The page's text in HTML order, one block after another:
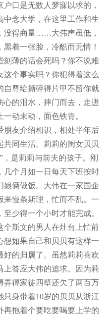
口是无数人梦寐以求的，
中念大学，在这里工作和生
没得商量……大伟声虽低，
着一张脸，冷酷而无情！
薄的话会死吗？你不说难
个事实吗？你犯得着这么
自尊给撕碎得片甲不留你就
心的泪水，摔门而去，走进
动未动，面色铁青。
友介绍相识，相处半年后
同生活。莉莉的闺女贝贝
” ，是莉莉与前夫的孩子。刚
几个月如一日每天下班按时
娘俩做饭。大伟在一家国企
来慢条斯理，忙而不乱。一
少得一个小时才能完成。
个斯文的男人在灶台上忙前
想如果自己和贝贝有这样一
好的归属了。虽然莉莉喜欢
上答应大伟的追求。因为莉
弄得家徒四壁还欠了两百万
只身带着10岁的贝贝从浙江
再拖着个要吃要喝要上学的